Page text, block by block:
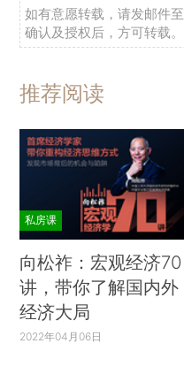
如有意愿转载，请发邮件至
确认及授权后，方可转载。
推荐阅读
私房课
向松祚：宏观经济70
讲，带你了解国内外
经济大局
2022年04月06日